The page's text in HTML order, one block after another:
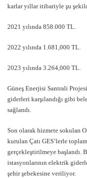
karlar yıllar itibariyle şu
2021 yılında 858.000 TL.
2022 yılında 1.681,000 TL.
2023 yılında 3.264,000 TL.
Güneş Enerjisi Santrali
giderleri karşılandığı gibi
sağlandı.
Son olarak hizmete sokulan
kurulan Çatı GES’lerle
gerçekleştirilmeye başlandı.
istasyonlarının elektrik
şehir şebekesine veriliyor.